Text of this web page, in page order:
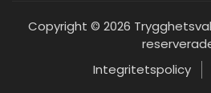
Copyright © 2026
Integritetspolicy